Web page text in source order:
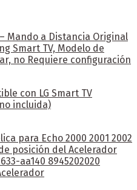
Mando a Distancia Original
Smart TV, Modelo de
no Requiere configuración
con LG Smart TV
incluida)
para Echo 2000 2001 2002
posición del Acelerador
aa140 8945202020